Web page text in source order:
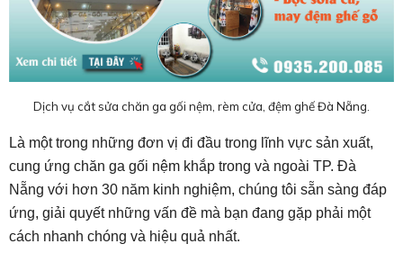
Dịch vụ cắt sửa chăn ga gối nệm, rèm cửa, đệm ghế Đà Nẵng.
Là một trong những đơn vị đi đầu trong lĩnh vực sản xuất,
cung ứng chăn ga gối nệm khắp trong và ngoài TP. Đà
Nẵng với hơn 30 năm kinh nghiệm, chúng tôi sẵn sàng đáp
ứng, giải quyết những vấn đề mà bạn đang gặp phải một
cách nhanh chóng và hiệu quả nhất.